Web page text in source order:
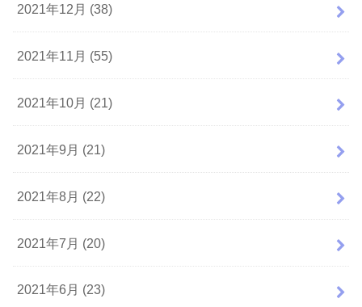
2021年12月 (38)
2021年11月 (55)
2021年10月 (21)
2021年9月 (21)
2021年8月 (22)
2021年7月 (20)
2021年6月 (23)